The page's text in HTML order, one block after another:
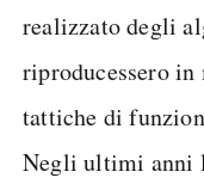
realizzato degli
riproducessero in
tattiche di
Negli ultimi anni